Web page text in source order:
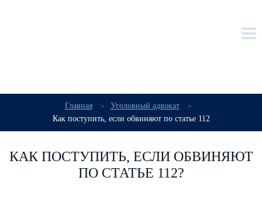
Главная
Уголовный адвокат
Как поступить, если обвиняют по статье 112
КАК ПОСТУПИТЬ, ЕСЛИ ОБВИНЯЮТ
ПО СТАТЬЕ 112?